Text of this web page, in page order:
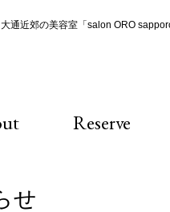
通近郊の美容室「salon ORO
Reserve
せ